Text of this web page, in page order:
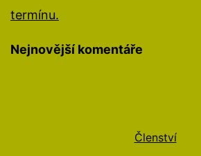
termínu.
Nejnovější komentáře
Členství